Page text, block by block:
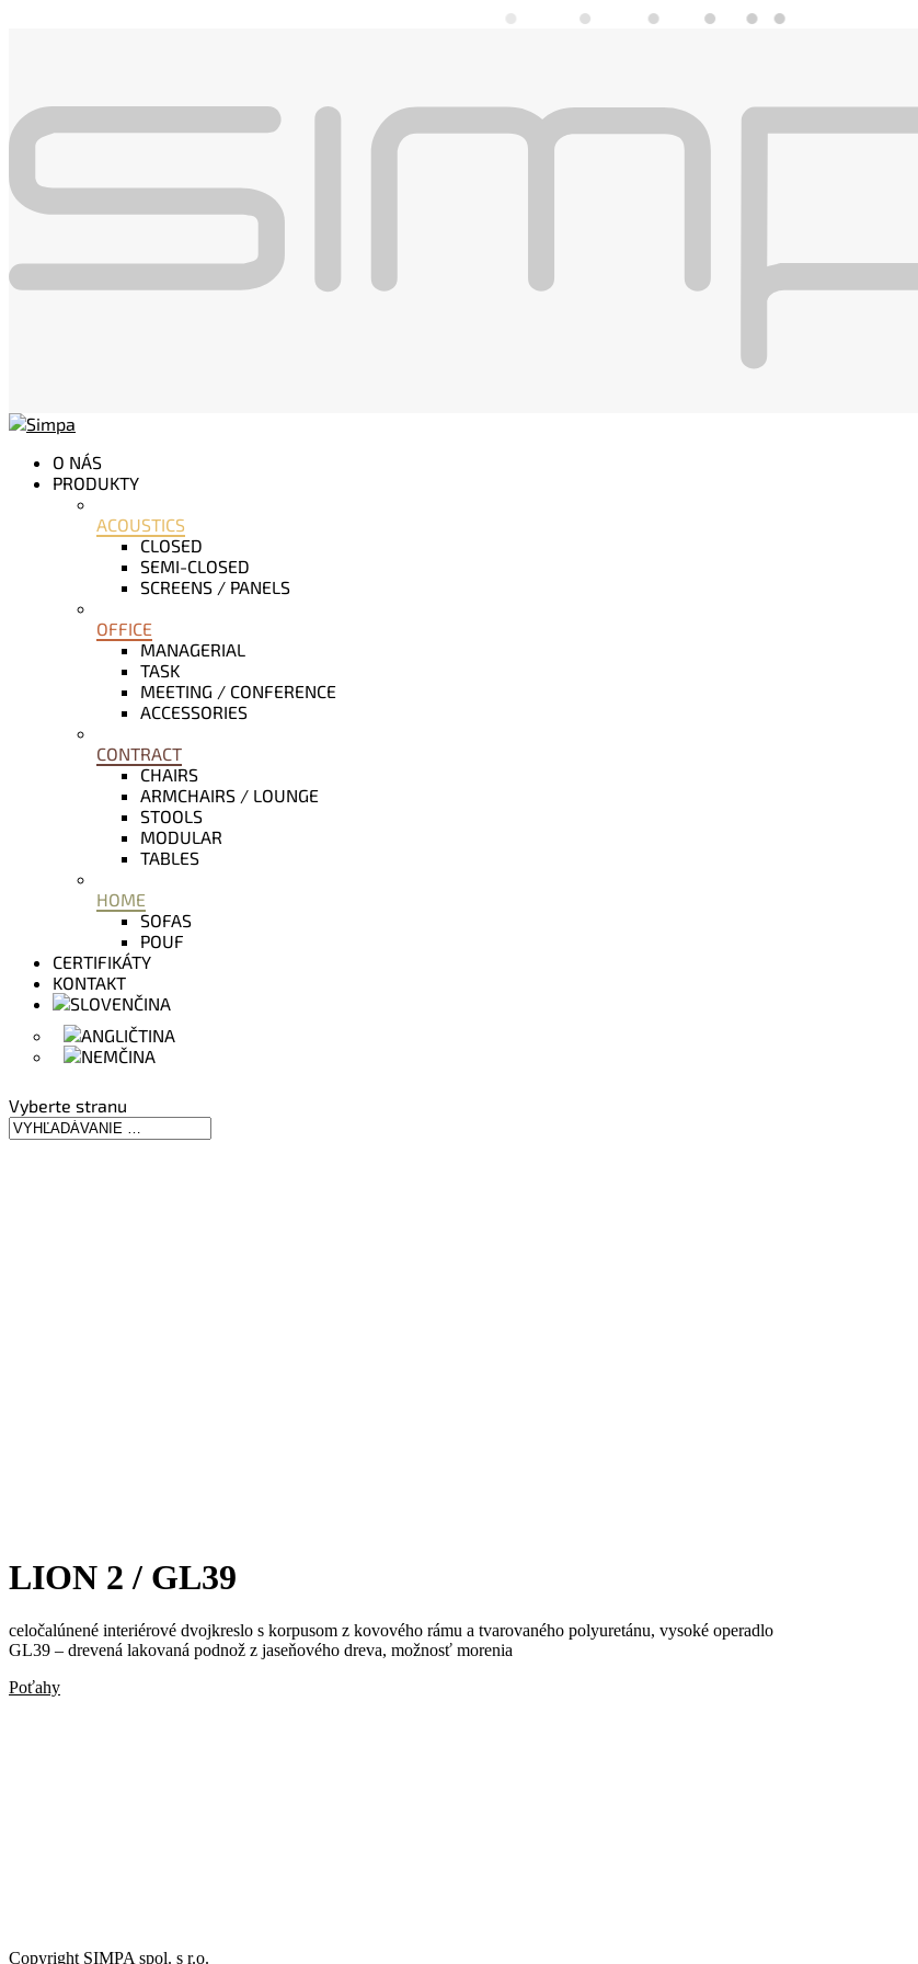
O NÁS
PRODUKTY
ACOUSTICS
CLOSED
SEMI-CLOSED
SCREENS / PANELS
OFFICE
MANAGERIAL
TASK
MEETING / CONFERENCE
ACCESSORIES
CONTRACT
CHAIRS
ARMCHAIRS / LOUNGE
STOOLS
MODULAR
TABLES
HOME
SOFAS
POUF
CERTIFIKÁTY
KONTAKT
Vyberte stranu
LION 2 / GL39
celočalúnené interiérové dvojkreslo s korpusom z kovového rámu a tvarovaného polyuretánu, vysoké operadlo
GL39 – drevená lakovaná podnož z jaseňového dreva, možnosť morenia
Poťahy
Copyright SIMPA spol. s r.o.